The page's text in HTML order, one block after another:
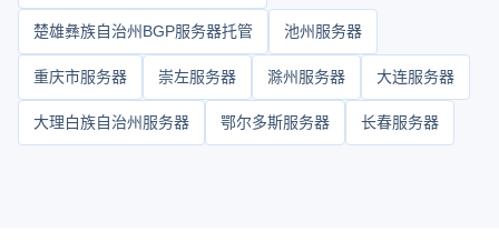
楚雄彝族自治州BGP服务器托管 池州服务器
重庆市服务器 崇左服务器 滁州服务器 大连服务器
大理白族自治州服务器 鄂尔多斯服务器 长春服务器